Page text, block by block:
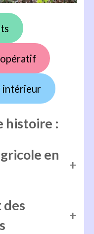
intérieur
histoire :
en
des